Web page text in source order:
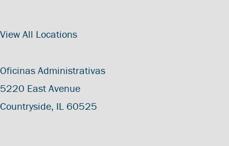
View All Locations
Oficinas Administrativas
5220 East Avenue
Countryside, IL 60525